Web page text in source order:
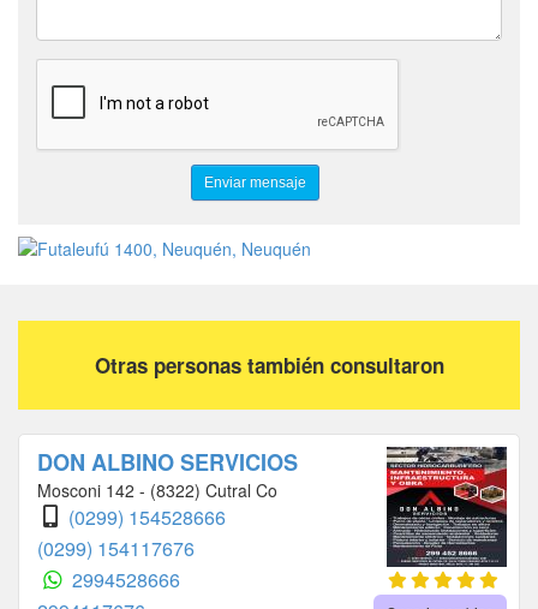
Otras personas también consultaron
DON ALBINO SERVICIOS
Mosconi 142 - (8322) Cutral Co
(0299) 154528666
(0299) 154117676
2994528666